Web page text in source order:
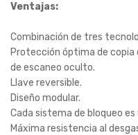
Ventajas:
Combinación de tres
Protección óptima de
de escaneo oculto.
Llave reversible.
Diseño modular.
Cada sistema de bloqueo es
Máxima resistencia al